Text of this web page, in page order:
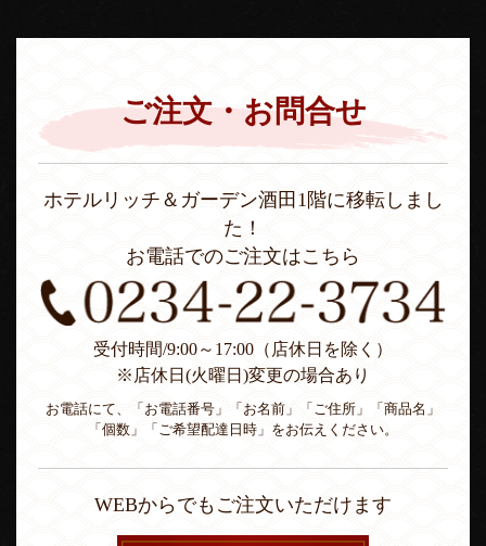
ご注文・お問合せ
ホテルリッチ＆ガーデン酒田1階に移転しまし
た！
お電話でのご注文はこちら
受付時間/9:00～17:00（店休日を除く）
※店休日(火曜日)変更の場合あり
お電話にて、「お電話番号」「お名前」「ご住所」「商品名」
「個数」「ご希望配達日時」をお伝えください。
WEBからでもご注文いただけます